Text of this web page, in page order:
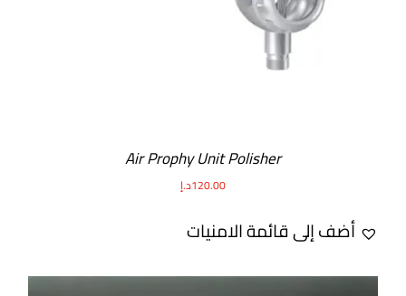
Air Prophy Unit Polisher
120.00د.إ
أضف إلى قائمة الامنيات